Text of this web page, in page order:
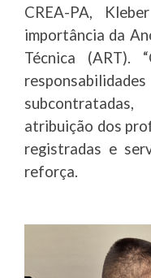
CREA-PA,
importância da
Técnica
atribuição dos
registradas e
reforça.